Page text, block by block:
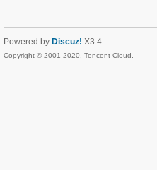
Powered by Discuz! X3.4
Copyright © 2001-2020, Tencent Cloud.